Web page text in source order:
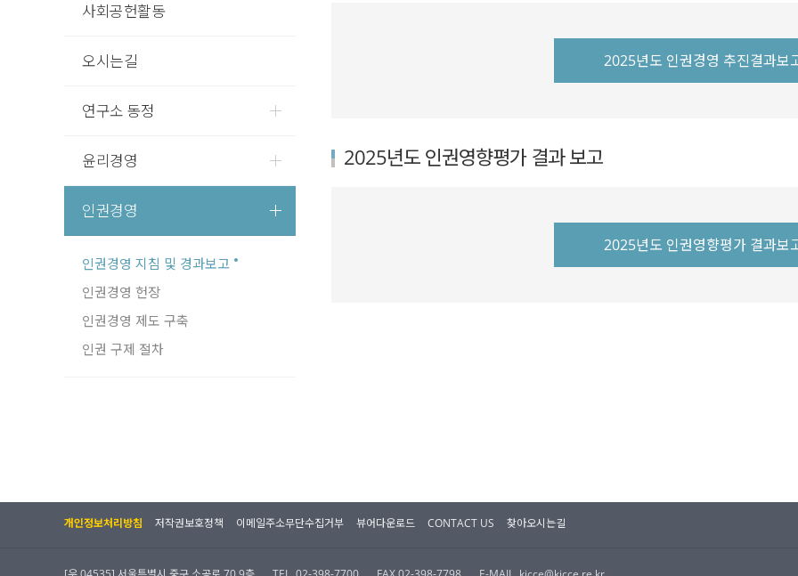
사회공헌활동
오시는길
연구소 동정
윤리경영
인권경영
인권경영 지침 및 경과보고
인권경영 헌장
인권경영 제도 구축
인권 구제 절차
2025년도 인권경영 추진결과보
2025년도 인권영향평가 결과 보고
2025년도 인권영향평가 결과보
개인정보처리방침 저작권보호정책 이메일주소무단수집거부 뷰어다운로드 CONTACT US 찾아오시는길